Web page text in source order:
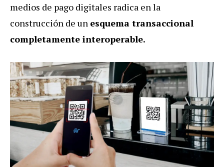
medios de pago digitales radica en la
construcción de un esquema transaccional
completamente interoperable.